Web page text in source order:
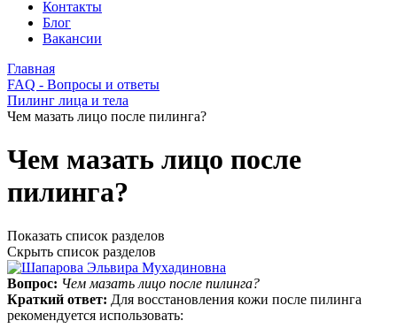
Контакты
Блог
Вакансии
Главная
FAQ - Вопросы и ответы
Пилинг лица и тела
Чем мазать лицо после пилинга?
Чем мазать лицо после
пилинга?
Показать список разделов
Скрыть список разделов
Вопрос: Чем мазать лицо после пилинга?
Краткий ответ: Для восстановления кожи после пилинга
рекомендуется использовать: